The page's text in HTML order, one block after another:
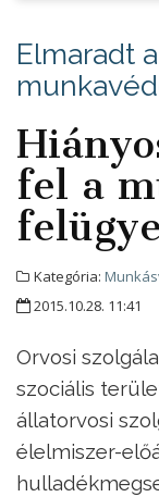
Elmaradt
fel a
Kategória:
2015.10.28. 11:41
Orvosi
szociális
állatorvosi
élelmiszer-